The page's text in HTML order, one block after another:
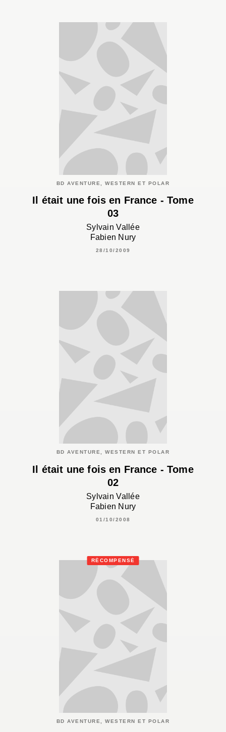
BD AVENTURE, WESTERN ET POLAR
Il était une fois en France - Tome
03
Sylvain Vallée
Fabien Nury
28/10/2009
BD AVENTURE, WESTERN ET POLAR
Il était une fois en France - Tome
02
Sylvain Vallée
Fabien Nury
01/10/2008
RÉCOMPENSÉ
BD AVENTURE, WESTERN ET POLAR